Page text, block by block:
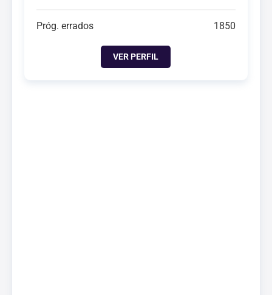
Próg. errados 1850
VER PERFIL